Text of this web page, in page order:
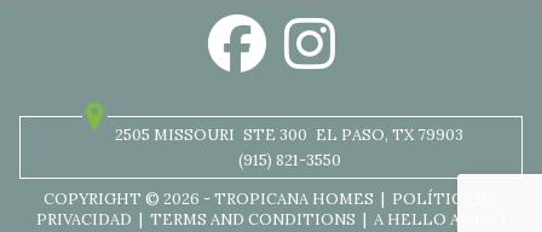
2505 MISSOURI STE 300 EL PASO, TX 79903
(915) 821-3550
COPYRIGHT © 2026 - TROPICANA HOMES | POLÍTICA DE
PRIVACIDAD | TERMS AND CONDITIONS | A HELLO AMIGO